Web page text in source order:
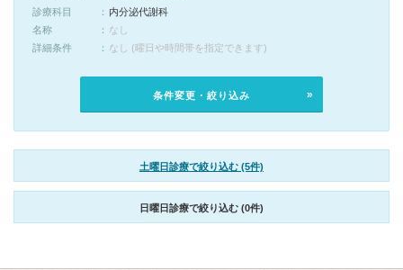
診療科目
内分泌代謝科
名称
なし
詳細条件
なし (曜日や時間帯を指定できます)
条件変更・絞り込み
土曜日診療で絞り込む (5件)
日曜日診療で絞り込む (0件)